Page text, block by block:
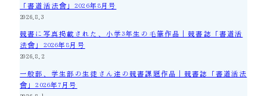
「書道活法會」2026年8月号
2026.8.3
競書に写真掲載された、小学3年生の毛筆作品｜競書誌「書道活
法會」2026年8月号
2026.8.2
一般部、学生部の生徒さん達の競書課題作品｜競書誌「書道活法
會」2026年7月号